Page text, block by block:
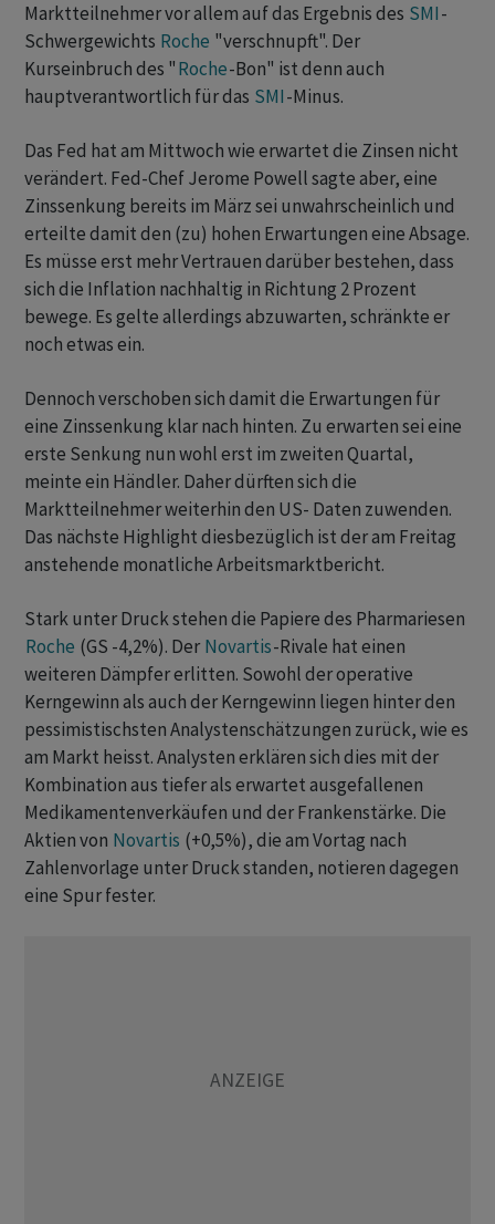
Marktteilnehmer vor allem auf das Ergebnis des SMI-
Schwergewichts Roche "verschnupft". Der
Kurseinbruch des "Roche-Bon" ist denn auch
hauptverantwortlich für das SMI-Minus.
Das Fed hat am Mittwoch wie erwartet die Zinsen nicht
verändert. Fed-Chef Jerome Powell sagte aber, eine
Zinssenkung bereits im März sei unwahrscheinlich und
erteilte damit den (zu) hohen Erwartungen eine Absage.
Es müsse erst mehr Vertrauen darüber bestehen, dass
sich die Inflation nachhaltig in Richtung 2 Prozent
bewege. Es gelte allerdings abzuwarten, schränkte er
noch etwas ein.
Dennoch verschoben sich damit die Erwartungen für
eine Zinssenkung klar nach hinten. Zu erwarten sei eine
erste Senkung nun wohl erst im zweiten Quartal,
meinte ein Händler. Daher dürften sich die
Marktteilnehmer weiterhin den US- Daten zuwenden.
Das nächste Highlight diesbezüglich ist der am Freitag
anstehende monatliche Arbeitsmarktbericht.
Stark unter Druck stehen die Papiere des Pharmariesen
Roche (GS -4,2%). Der Novartis-Rivale hat einen
weiteren Dämpfer erlitten. Sowohl der operative
Kerngewinn als auch der Kerngewinn liegen hinter den
pessimistischsten Analystenschätzungen zurück, wie es
am Markt heisst. Analysten erklären sich dies mit der
Kombination aus tiefer als erwartet ausgefallenen
Medikamentenverkäufen und der Frankenstärke. Die
Aktien von Novartis (+0,5%), die am Vortag nach
Zahlenvorlage unter Druck standen, notieren dagegen
eine Spur fester.